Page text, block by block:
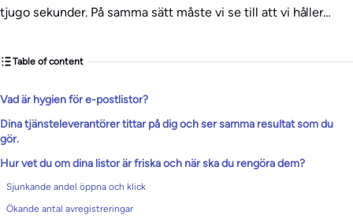
tjugo sekunder. På samma sätt måste vi se till att vi håller…
Table of content
Vad är hygien för e-postlistor?
Dina tjänsteleverantörer tittar på dig och ser samma resultat som du
gör.
Hur vet du om dina listor är friska och när ska du rengöra dem?
Sjunkande andel öppna och klick
Ökande antal avregistreringar